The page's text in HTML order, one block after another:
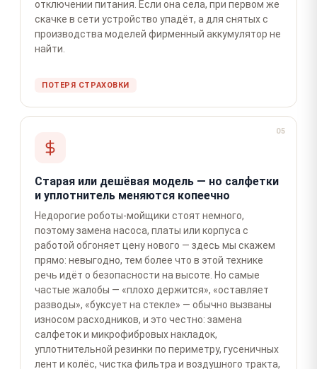
отключении питания. Если она села, при первом же
скачке в сети устройство упадёт, а для снятых с
производства моделей фирменный аккумулятор не
найти.
ПОТЕРЯ СТРАХОВКИ
05
Старая или дешёвая модель — но салфетки
и уплотнитель меняются копеечно
Недорогие роботы-мойщики стоят немного,
поэтому замена насоса, платы или корпуса с
работой обгоняет цену нового — здесь мы скажем
прямо: невыгодно, тем более что в этой технике
речь идёт о безопасности на высоте. Но самые
частые жалобы — «плохо держится», «оставляет
разводы», «буксует на стекле» — обычно вызваны
износом расходников, и это честно: замена
салфеток и микрофибровых накладок,
уплотнительной резинки по периметру, гусеничных
лент и колёс, чистка фильтра и воздушного тракта,